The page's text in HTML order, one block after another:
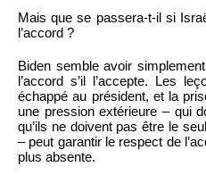
Mais que se passera-t-il si
l’accord ?
Biden semble avoir
l’accord s’il l’accepte. Les
échappé au président, et la
une pression extérieure – qui
qu’ils ne doivent pas être le
– peut garantir le respect de
plus absente.